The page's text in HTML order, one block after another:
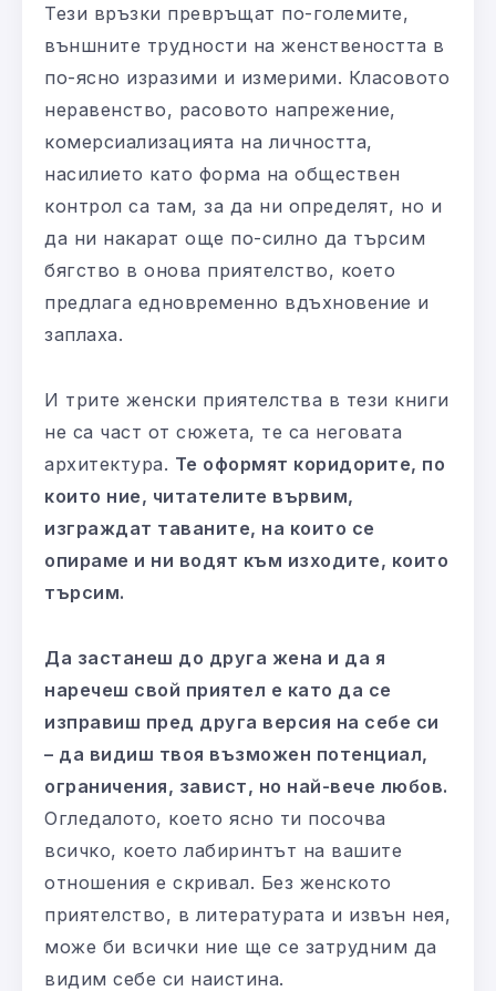
Тези връзки превръщат по-големите,
външните трудности на женствеността в
по-ясно изразими и измерими. Класовото
неравенство, расовото напрежение,
комерсиализацията на личността,
насилието като форма на обществен
контрол са там, за да ни определят, но и
да ни накарат още по-силно да търсим
бягство в онова приятелство, което
предлага едновременно вдъхновение и
заплаха.
И трите женски приятелства в тези книги
не са част от сюжета, те са неговата
архитектура. Те оформят коридорите, по
които ние, читателите вървим,
изграждат таваните, на които се
опираме и ни водят към изходите, които
търсим.
Да застанеш до друга жена и да я
наречеш свой приятел е като да се
изправиш пред друга версия на себе си
– да видиш твоя възможен потенциал,
ограничения, завист, но най-вече любов.
Огледалото, което ясно ти посочва
всичко, което лабиринтът на вашите
отношения е скривал. Без женското
приятелство, в литературата и извън нея,
може би всички ние ще се затрудним да
видим себе си наистина.